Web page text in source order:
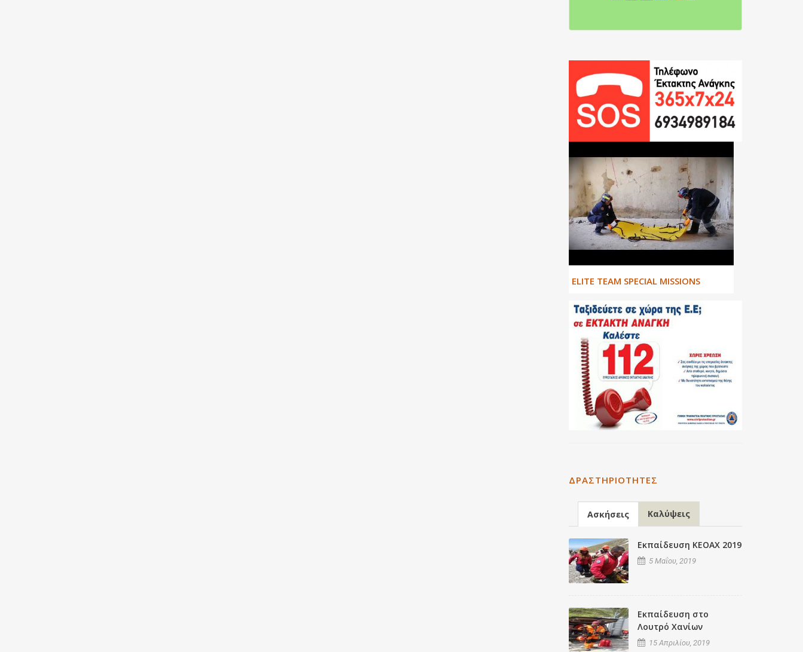
ΕLITE TEAM SPECIAL MISSIONS
ΔΡΑΣΤΗΡΙΌΤΗΤΕΣ
Ασκήσεις Καλύψεις
Εκπαίδευση ΚΕΟΑΧ 2019
5 Μαΐου, 2019
Εκπαίδευση στο
Λουτρό Χανίων
15 Απριλίου, 2019